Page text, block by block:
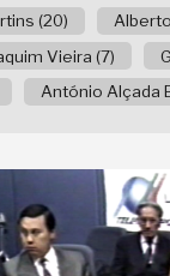
(20) Alberto
Vieira (7)
António Alçada